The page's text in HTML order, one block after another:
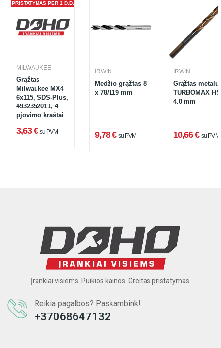
PRISTATYMAS PER 1 D.D.
MILWAUKEE
Grąžtas
Milwaukee MX4
6x115, SDS-Plus,
4932352011, 4
pjovimo kraštai
3,63 € su PVM
IRWIN
Medžio grąžtas 8
x 78/119 mm
9,78 € su PVM
IRWIN
Grąžtas metalui
TURBOMAX
4,0 mm
10,66 € su PVM
Įrankiai visiems. Puikios kainos. Greitas pristatymas.
Reikia pagalbos? Paskambink!
+37068647132